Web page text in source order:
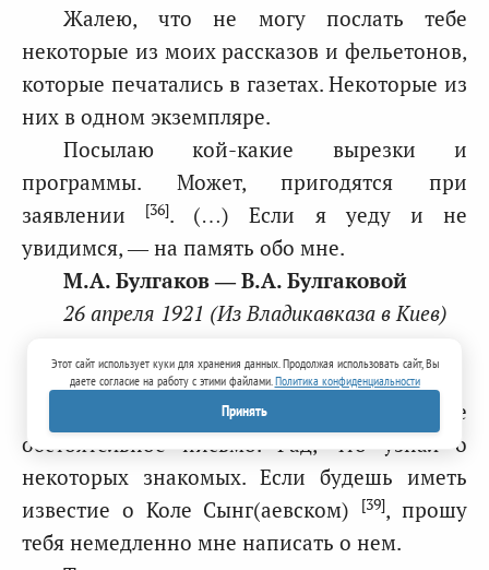
Жалею, что не могу послать тебе
некоторые из моих рассказов и фельетонов,
которые печатались в газетах. Некоторые из
них в одном экземпляре.
Посылаю кой-какие вырезки и
программы. Может, пригодятся при
заявлении
[36]. (…) Если я уеду и не
увидимся, — на память обо мне.
М.А. Булгаков ― В.А. Булгаковой
26 апреля 1921 (Из Владикавказа в Киев)
Дорогая Вера,
большое спасибо тебе за твое
обстоятельное письмо. Рад, что узнал о
некоторых знакомых. Если будешь иметь
известие о Коле Сынг(аевском)
[39], прошу
тебя немедленно мне написать о нем.
Этот сайт использует куки для хранения данных. Продолжая использовать сайт, Вы
даете согласие на работу с этими файлами.Политика конфиденциальности
Принять